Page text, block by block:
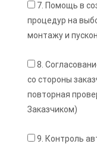
7. Помощь в
процедур на
монтажу и
8.
со стороны
повторная
Заказчиком)
9. Контроль